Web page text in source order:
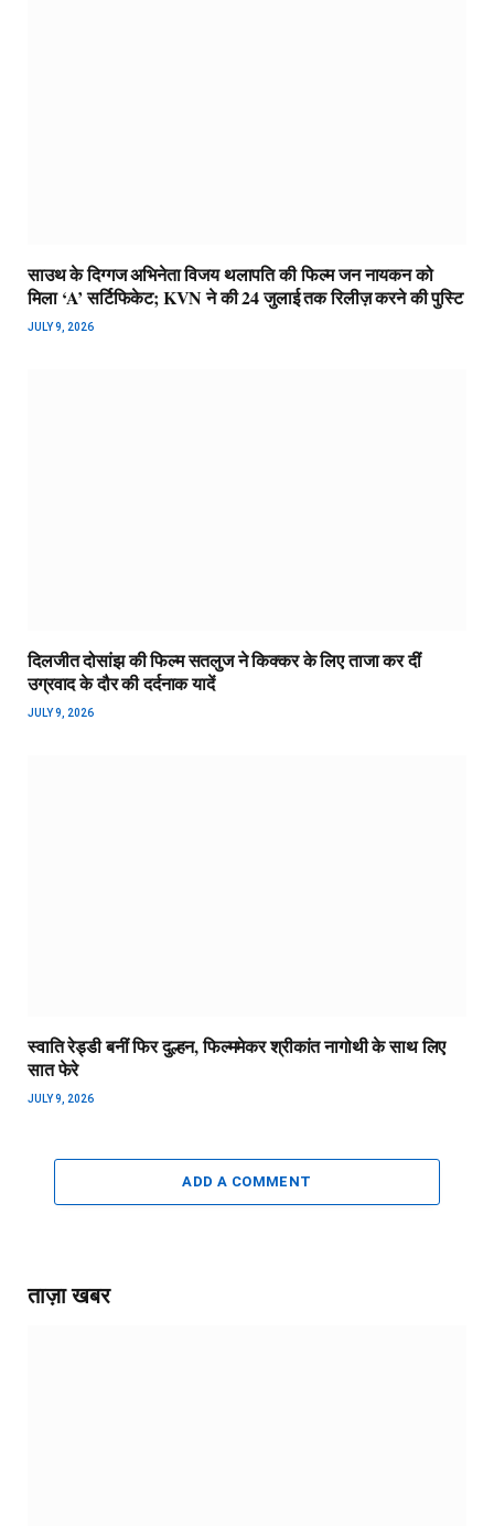
साउथ के दिग्गज अभिनेता विजय थलापति की फिल्म जन नायकन को
मिला ‘A’ सर्टिफिकेट; KVN ने की 24 जुलाई तक रिलीज़ करने की पुस्टि
JULY 9, 2026
दिलजीत दोसांझ की फिल्म सतलुज ने किक्कर के लिए ताजा कर दीं
उग्रवाद के दौर की दर्दनाक यादें
JULY 9, 2026
स्वाति रेड्डी बनीं फिर दुल्हन, फिल्ममेकर श्रीकांत नागोथी के साथ लिए
सात फेरे
JULY 9, 2026
ADD A COMMENT
ताज़ा खबर